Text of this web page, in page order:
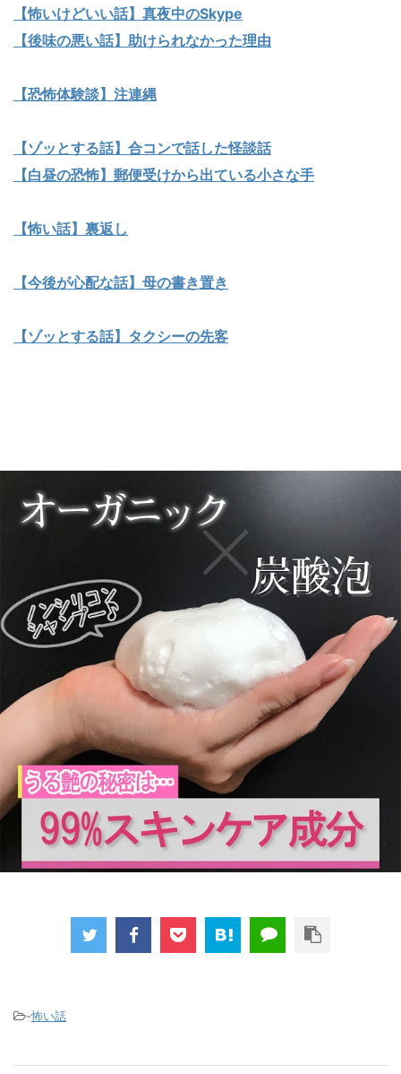
【怖いけどいい話】真夜中のSkype
【後味の悪い話】助けられなかった理由
【恐怖体験談】注連縄
【ゾッとする話】合コンで話した怪談話
【白昼の恐怖】郵便受けから出ている小さな手
【怖い話】裏返し
【今後が心配な話】母の書き置き
【ゾッとする話】タクシーの先客
-怖い話